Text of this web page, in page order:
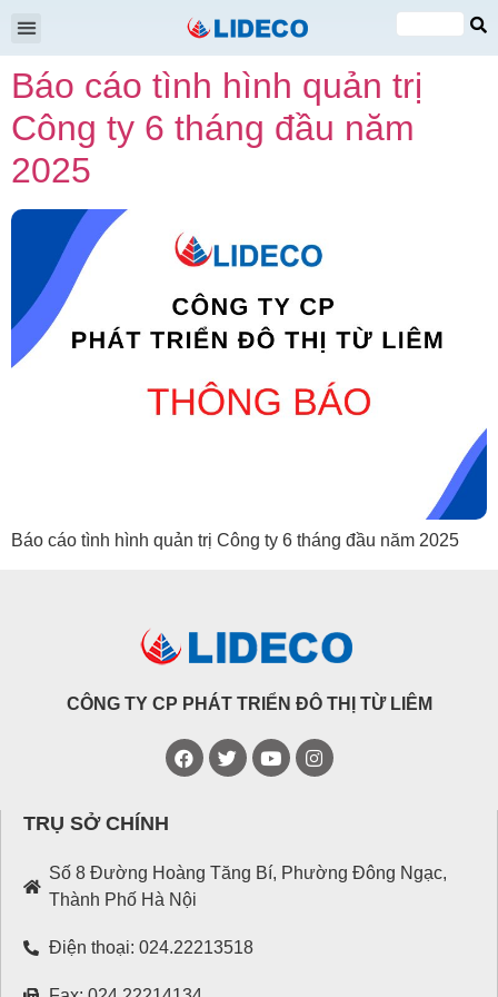
VI
EN
Báo cáo tình hình quản trị
Công ty 6 tháng đầu năm
2025
Báo cáo tình hình quản trị Công ty 6 tháng đầu năm 2025
CÔNG TY CP PHÁT TRIỂN ĐÔ THỊ TỪ LIÊM
TRỤ SỞ CHÍNH
Số 8 Đường Hoàng Tăng Bí, Phường Đông Ngạc,
Thành Phố Hà Nội
Điện thoại: 024.22213518